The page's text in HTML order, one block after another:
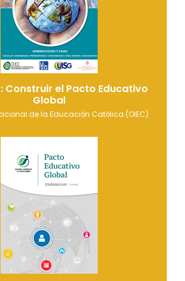
Construir el Pacto Educativo
Global
de la Educación Católica (OIEC)